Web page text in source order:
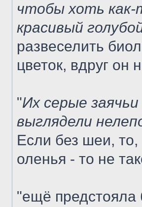
чтобы хоть как-
красивый
развеселить
цветок, вдруг он
"Их серые
выглядели
Если без шеи,
оленья - то не
"ещё предстояла